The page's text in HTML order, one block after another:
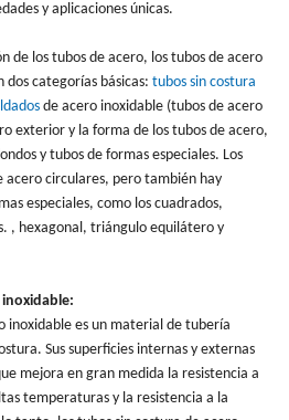
y aplicaciones únicas.
de los tubos de acero, los tubos de acero
dos categorías básicas: tubos sin costura
de acero inoxidable (tubos de acero
exterior y la forma de los tubos de acero,
y tubos de formas especiales. Los
acero circulares, pero también hay
especiales, como los cuadrados,
, hexagonal, triángulo equilátero y
inoxidable es un material de tubería
Sus superficies internas y externas
mejora en gran medida la resistencia a
temperaturas y la resistencia a la